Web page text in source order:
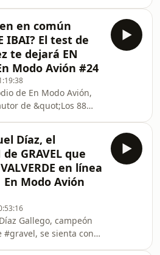
descubre la parte más
y Adri Contreras,
los secretos que
¿Es todo un show o
en juego? Más allá del
de cómo ha
de los creadores de
de las redes, la
en común
IBAI? El test de
te dejará EN
Modo Avión #24
de En Modo Avión,
de &quot;Los 88
y el desarrollo
pone a prueba en
Mera, CEO de
Quiles, CEO
un test de
arroja resultados
eso no es todo…
de su trabajo en el F
Díaz, el
de GRAVEL que
en línea
Modo Avión
Gallego, campeón
#gravel, se sienta con